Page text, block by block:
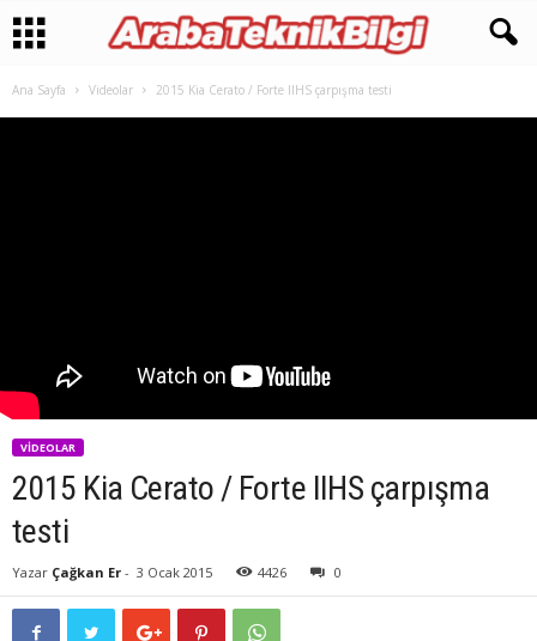
Ana Sayfa Videolar 2015 Kia Cerato / Forte IIHS çarpışma testi
VIDEOLAR
2015 Kia Cerato / Forte IIHS çarpışma
testi
Yazar Çağkan Er - 3 Ocak 2015 4426 0